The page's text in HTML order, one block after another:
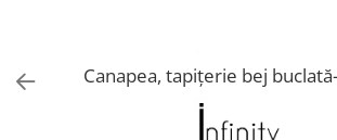
Mese
Canapea, tapițerie bej